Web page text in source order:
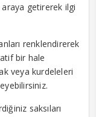
getirerek ilgi
renklendirerek
bir hale
veya kurdeleleri
saksıları